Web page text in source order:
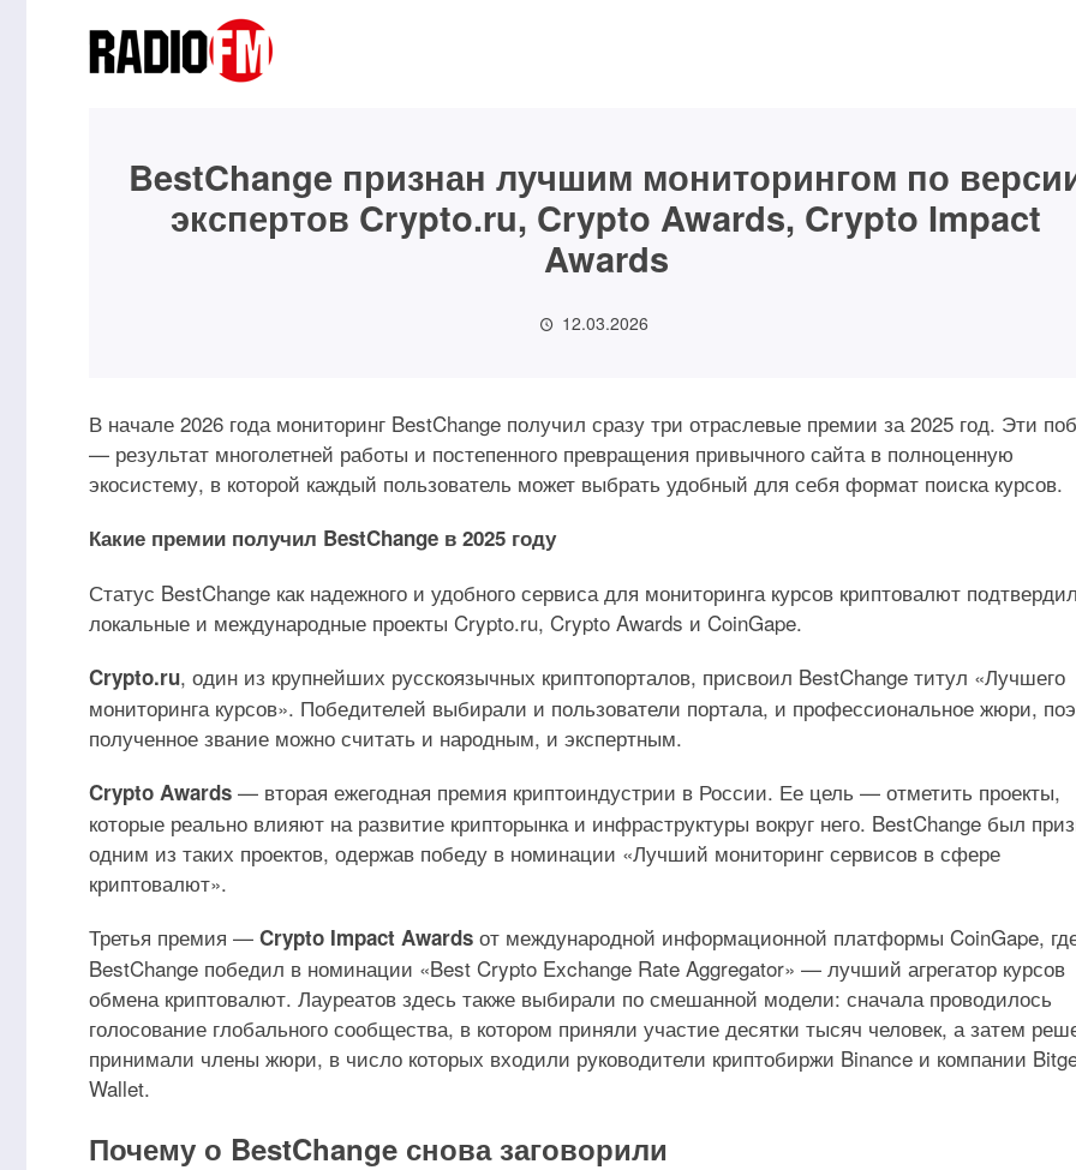
BestChange признан лучшим мониторингом по
экспертов Crypto.ru, Crypto Awards, Crypto Impact
Awards
12.03.2026
В начале 2026 года мониторинг BestChange получил сразу три отраслевые премии за 2025 год. Эти
— результат многолетней работы и постепенного превращения привычного сайта в полноценную
экосистему, в которой каждый пользователь может выбрать удобный для себя формат поиска курсов.
Какие премии получил BestChange в 2025 году
Статус BestChange как надежного и удобного сервиса для мониторинга курсов криптовалют
локальные и международные проекты Crypto.ru, Crypto Awards и CoinGape.
Crypto.ru, один из крупнейших русскоязычных криптопорталов, присвоил BestChange титул «Лучшего
мониторинга курсов». Победителей выбирали и пользователи портала, и профессиональное жюри,
полученное звание можно считать и народным, и экспертным.
Crypto Awards — вторая ежегодная премия криптоиндустрии в России. Ее цель — отметить проекты,
которые реально влияют на развитие крипторынка и инфраструктуры вокруг него. BestChange был
одним из таких проектов, одержав победу в номинации «Лучший мониторинг сервисов в сфере
криптовалют».
Третья премия — Crypto Impact Awards от международной информационной платформы CoinGape,
BestChange победил в номинации «Best Crypto Exchange Rate Aggregator» — лучший агрегатор курсов
обмена криптовалют. Лауреатов здесь также выбирали по смешанной модели: сначала проводилось
голосование глобального сообщества, в котором приняли участие десятки тысяч человек, а затем
принимали члены жюри, в число которых входили руководители криптобиржи Binance и компании
Wallet.
Почему о BestChange снова заговорили
пространство для
дизайнеров и архитекторов
пространство интерьерных
решений –шоурум Orac
жизни: почему
выбирают